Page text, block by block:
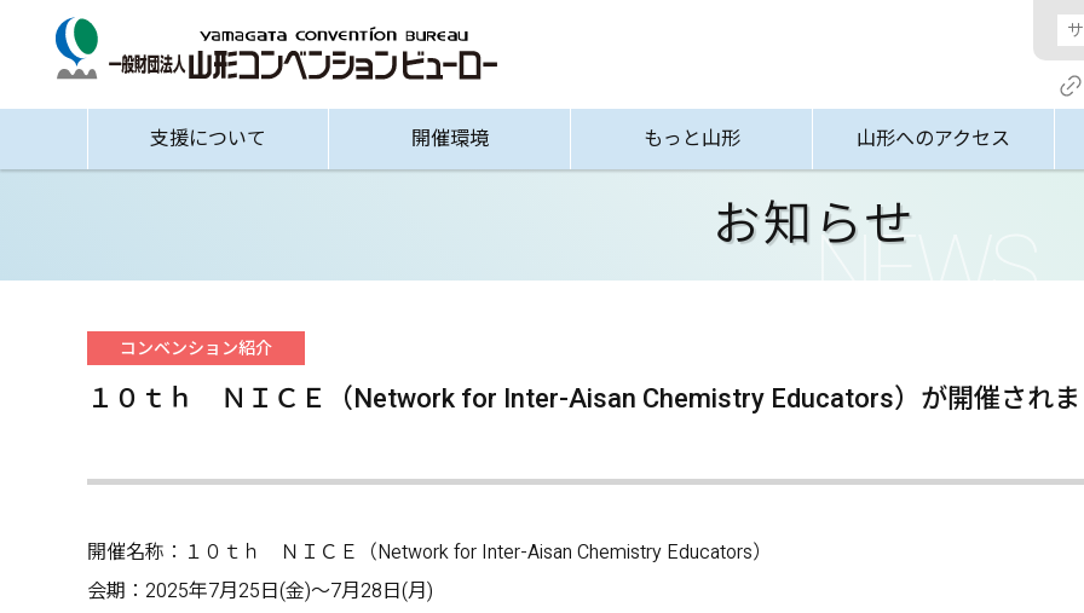
支援について 開催環境 もっと山形 山形へのアクセス
お知らせ
コンベンション紹介
１０ｔｈ ＮＩＣＥ（Network for Inter-Aisan Chemistry Educators）が開催され
開催名称：１０ｔｈ ＮＩＣＥ（Network for Inter-Aisan Chemistry Educators）
会期：2025年7月25日(金)～7月28日(月)